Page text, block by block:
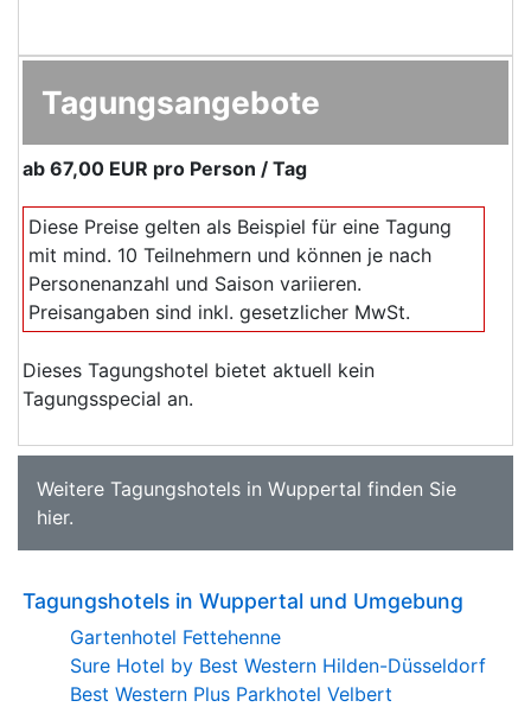
Tagungsangebote
ab 67,00 EUR pro Person / Tag
Diese Preise gelten als Beispiel für eine Tagung
mit mind. 10 Teilnehmern und können je nach
Personenanzahl und Saison variieren.
Preisangaben sind inkl. gesetzlicher MwSt.
Dieses Tagungshotel bietet aktuell kein
Tagungsspecial an.
Weitere Tagungshotels in Wuppertal finden Sie
hier.
Tagungshotels in Wuppertal und Umgebung
Gartenhotel Fettehenne
Sure Hotel by Best Western Hilden-Düsseldorf
Best Western Plus Parkhotel Velbert